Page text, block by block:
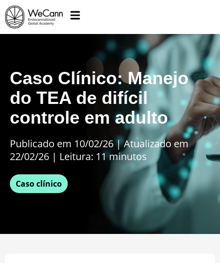
Caso Clínico: Manejo
do TEA de difícil
controle em adulto
Publicado em 10/02/26|Atualizado em
22/02/26 | Leitura: 11 minutos
Caso clínico